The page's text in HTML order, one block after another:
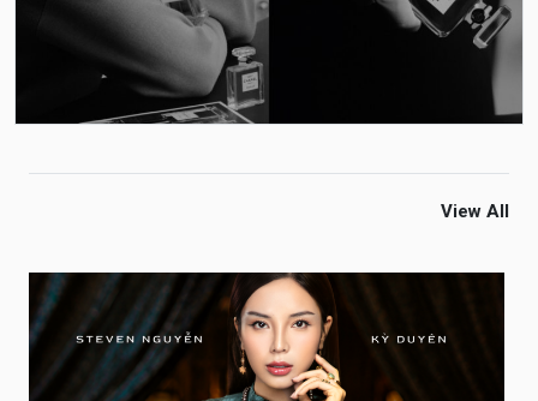
View All